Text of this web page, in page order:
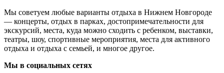
Мы советуем любые варианты отдыха в Нижнем Новгороде
— концерты, отдых в парках, достопримечательности для
экскурсий, места, куда можно сходить с ребенком, выставки,
театры, шоу, спортивные мероприятия, места для активного
отдыха и отдыха с семьей, и многое другое.
Мы в социальных сетях